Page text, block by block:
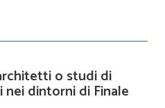
o studi di
dintorni di Finale